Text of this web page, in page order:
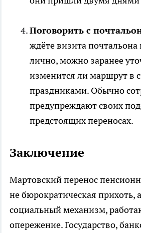
Поговорить с
ждёте визита почтальона
лично, можно заранее
изменится ли маршрут в
праздниками. Обычно
предупреждают своих
предстоящих переносах.
Заключение
Мартовский перенос
не бюрократическая прихоть,
социальный механизм,
опережение. Государство,